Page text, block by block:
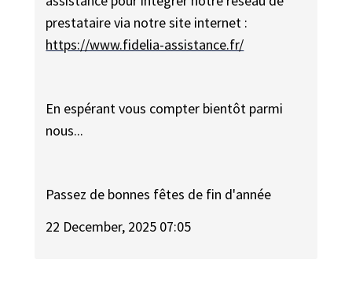
prestataire via notre site internet :
https://www.fidelia-assistance.fr/
En espérant vous compter bientôt parmi
nous...
Passez de bonnes fêtes de fin d'année
22 December, 2025 07:05